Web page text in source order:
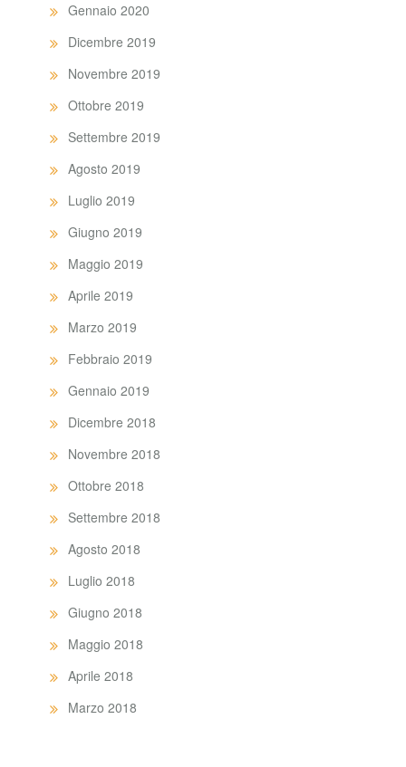
Gennaio 2020
Dicembre 2019
Novembre 2019
Ottobre 2019
Settembre 2019
Agosto 2019
Luglio 2019
Giugno 2019
Maggio 2019
Aprile 2019
Marzo 2019
Febbraio 2019
Gennaio 2019
Dicembre 2018
Novembre 2018
Ottobre 2018
Settembre 2018
Agosto 2018
Luglio 2018
Giugno 2018
Maggio 2018
Aprile 2018
Marzo 2018